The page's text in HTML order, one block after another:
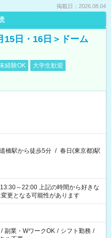
掲載日：2026.08.04
15日・16日＞ドーム
経験OK
大学生歓迎
橋駅から徒歩5分 / 春日(東京都)駅
記の時間から好きな
更となる可能性があります
/ 副業・WワークOK / シフト勤務 /